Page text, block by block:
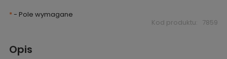
*- Pole wymagane
Kod produktu: 7859
Opis